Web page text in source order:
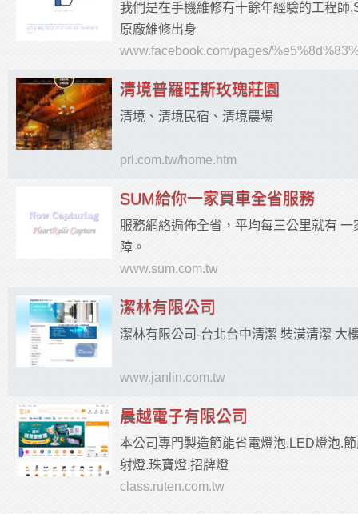
我們是在手機維修有十餘年經驗的工程師
原廠維修出身
www.facebook.com/pages/
清境普羅旺斯玫瑰莊園
清境、清境民宿、清境農場
prl.com.tw/home.htm
SUM給你一家買車全省服務
服務網絡遍佈全省，平均每三公里就有
障。
www.sum.com.tw
潔林有限公司
潔林有限公司-台北台中清潔 裝潢清潔 大
www.janlin.com.tw
晨越電子有限公司
本公司專門製造節能省電燈泡.LED燈泡.
射燈.珠寶燈.招牌燈
class.ruten.com.tw